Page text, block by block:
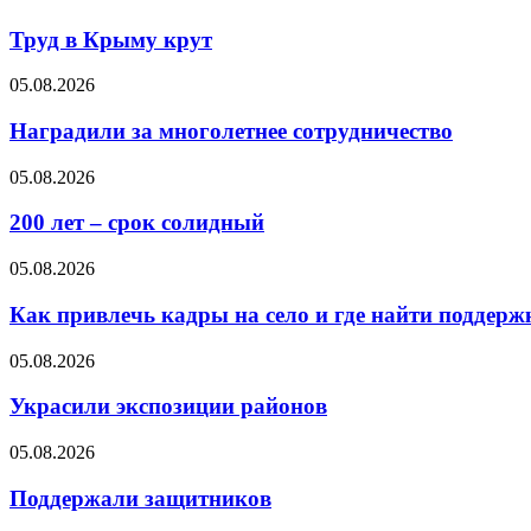
Труд в Крыму крут
05.08.2026
Наградили за многолетнее сотрудничество
05.08.2026
200 лет – срок солидный
05.08.2026
Как привлечь кадры на село и где найти
05.08.2026
Украсили экспозиции районов
05.08.2026
Поддержали защитников